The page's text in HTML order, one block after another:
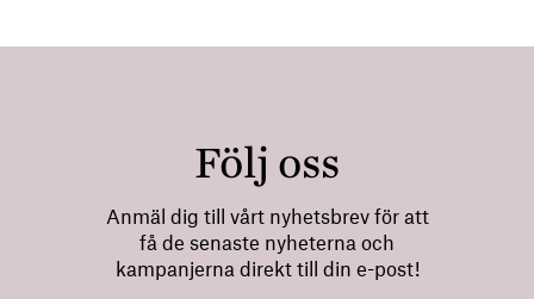
Följ oss
Anmäl dig till vårt nyhetsbrev för att
få de senaste nyheterna och
kampanjerna direkt till din e-post!